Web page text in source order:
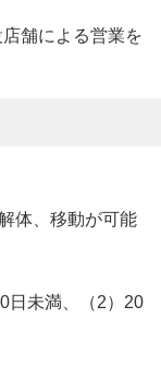
舗による営業を
体、移動が可能
日未満、（2）20